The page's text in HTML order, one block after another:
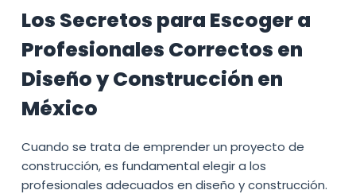
Los Secretos para Escoger a
Profesionales Correctos en
Diseño y Construcción en
México
Cuando se trata de emprender un proyecto de
construcción, es fundamental elegir a los
profesionales adecuados en diseño y construcción.